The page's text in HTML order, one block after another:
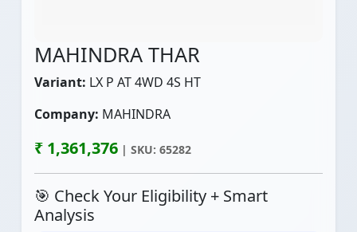
MAHINDRA THAR
Variant: LX P AT 4WD 4S HT
Company: MAHINDRA
₹ 1,361,376 | SKU: 65282
🎯 Check Your Eligibility + Smart
Analysis